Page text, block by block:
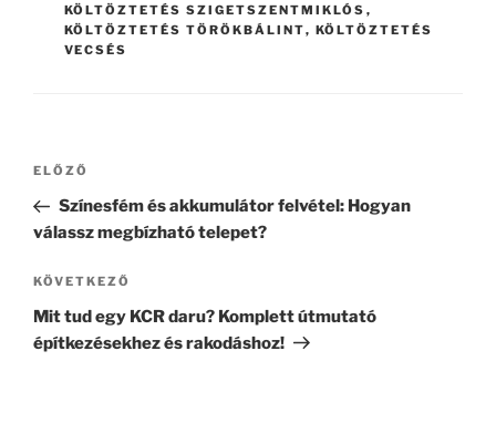
KÖLTÖZTETÉS SZIGETSZENTMIKLÓS ,
KÖLTÖZTETÉS TÖRÖKBÁLINT, KÖLTÖZTETÉS
VECSÉS
Bejegyzés
Korábbi
bejegyzés
ELŐZŐ
Színesfém és akkumulátor felvétel: Hogyan
válassz megbízható telepet?
Következő
bejegyzés
KÖVETKEZŐ
Mit tud egy KCR daru? Komplett útmutató
építkezésekhez és rakodáshoz!